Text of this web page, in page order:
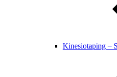
Kinesiotaping –